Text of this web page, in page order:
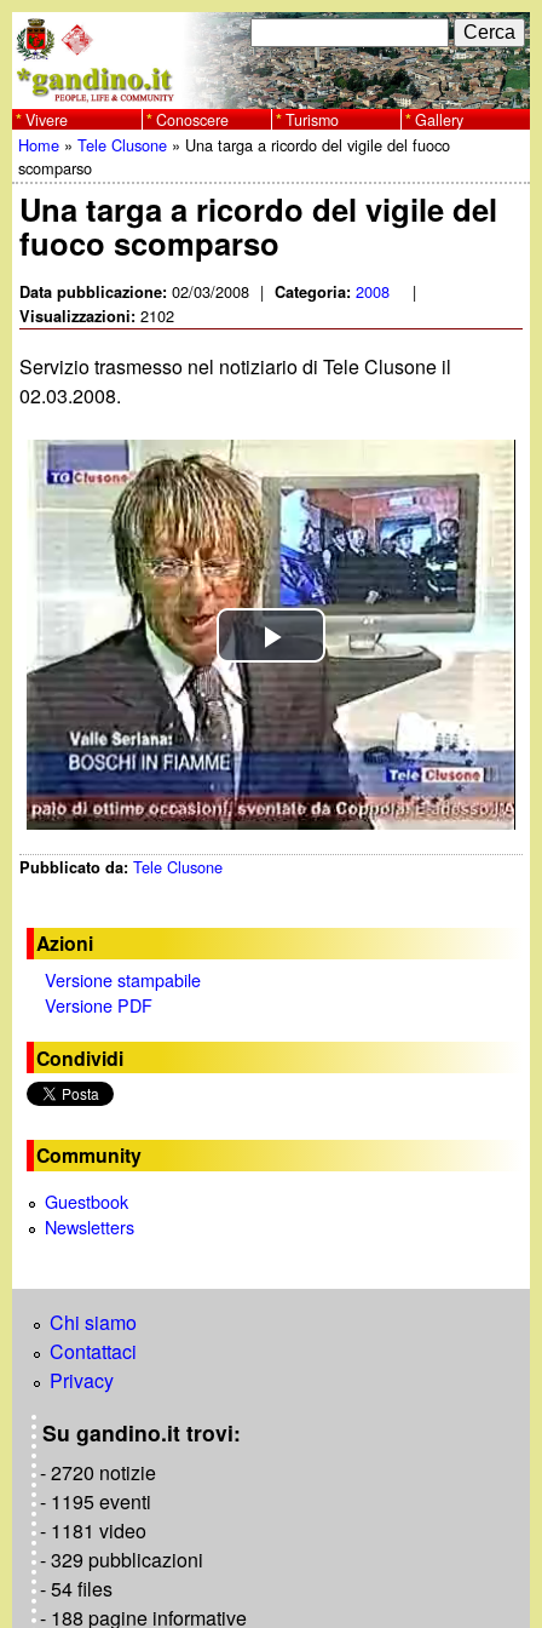
al
contenuto
principale
w
w
w
.
g
a
n
n
o
F
o
r
m
d
r
i
c
e
r
c
a
C
e
r
c
a
Vivere Conoscere Turismo Gallery
Tu
sei
qui
Home »Tele Clusone » Una targa a ricordo del vigile del fuoco
scomparso
Una targa a ricordo del vigile del
fuoco scomparso
Data pubblicazione:02/03/2008 | Categoria:2008 |
Visualizzazioni:2102
Servizio trasmesso nel notiziario di Tele Clusone il
02.03.2008.
P
l
a
y
i
e
Pubblicato da:Tele Clusone
Azioni
Versione stampabile
Versione PDF
Condividi
Community
Guestbook
Newsletters
Chi siamo
Contattaci
Privacy
Su gandino.it trovi:
- 2720 notizie
- 1195 eventi
- 1181 video
- 329 pubblicazioni
- 54 files
- 188 pagine informative